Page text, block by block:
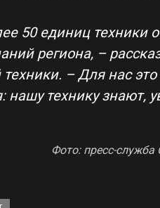
50 единиц техники
региона, –
– Для нас
нашу технику знают,
Фото: пресс-